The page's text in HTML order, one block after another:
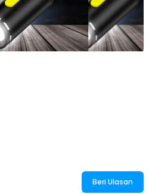
EDC Flashlight 230 Lumens - AG-30
Beri Ulasan